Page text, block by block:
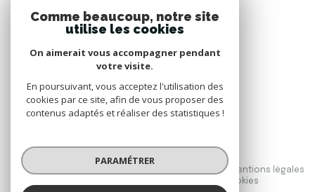
ADHÉRENTS
Mentions légales
Cookies
Comme beaucoup, notre site
utilise les cookies
On aimerait vous accompagner pendant
votre visite.
En poursuivant, vous acceptez l'utilisation des
cookies par ce site, afin de vous proposer des
contenus adaptés et réaliser des statistiques !
PARAMÉTRER